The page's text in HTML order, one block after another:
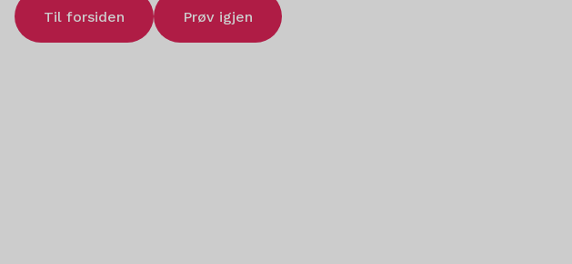
Til forsiden Prøv igjen